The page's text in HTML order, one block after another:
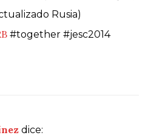
Rusia)
#together #jesc2014
dice: